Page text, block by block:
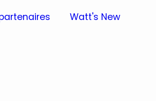
Watt's New